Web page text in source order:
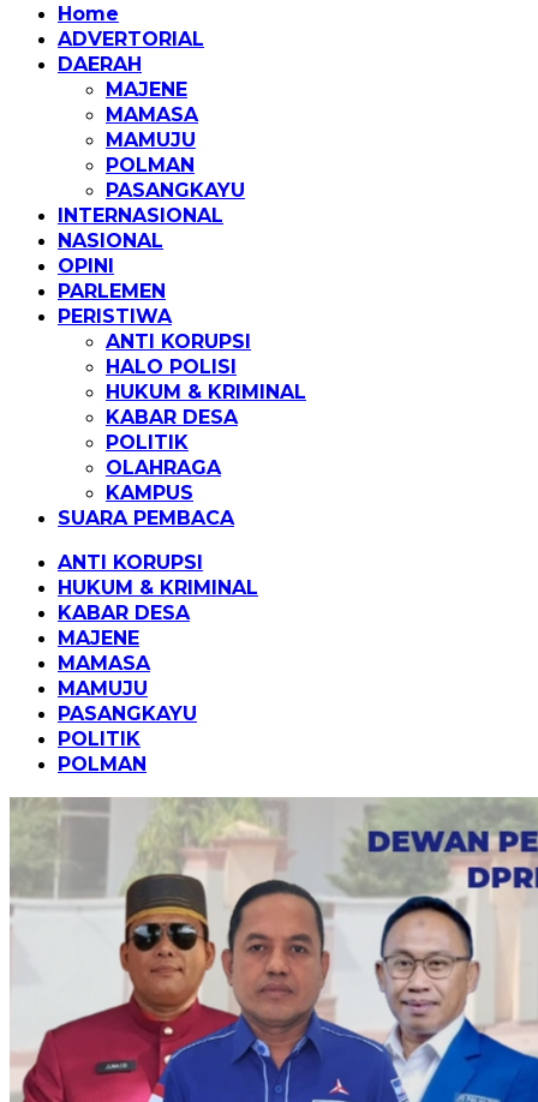
Home
ADVERTORIAL
DAERAH
MAJENE
MAMASA
MAMUJU
POLMAN
PASANGKAYU
INTERNASIONAL
NASIONAL
OPINI
PARLEMEN
PERISTIWA
ANTI KORUPSI
HALO POLISI
HUKUM & KRIMINAL
KABAR DESA
POLITIK
OLAHRAGA
KAMPUS
SUARA PEMBACA
ANTI KORUPSI
HUKUM & KRIMINAL
KABAR DESA
MAJENE
MAMASA
MAMUJU
PASANGKAYU
POLITIK
POLMAN